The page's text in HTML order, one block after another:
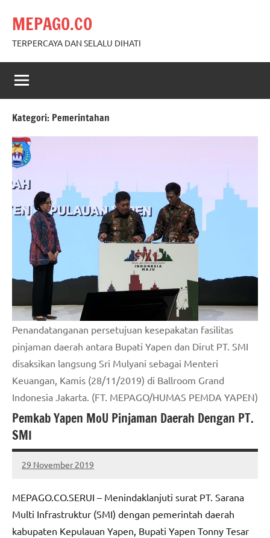
content
MEPAGO.CO
TERPERCAYA DAN SELALU DIHATI
Kategori: Pemerintahan
Penandatanganan persetujuan kesepakatan fasilitas
pinjaman daerah antara Bupati Yapen dan Dirut PT. SMI
disaksikan langsung Sri Mulyani sebagai Menteri
Keuangan, Kamis (28/11/2019) di Ballroom Grand
Indonesia Jakarta. (FT. MEPAGO/HUMAS PEMDA YAPEN)
Pemkab Yapen MoU Pinjaman Daerah Dengan PT.
SMI
29 November 2019
MEPAGO
No
MEPAGO.CO.SERUI – Menindaklanjuti surat PT. Sarana
Multi Infrastruktur (SMI) dengan pemerintah daerah
kabupaten Kepulauan Yapen, Bupati Yapen Tonny Tesar